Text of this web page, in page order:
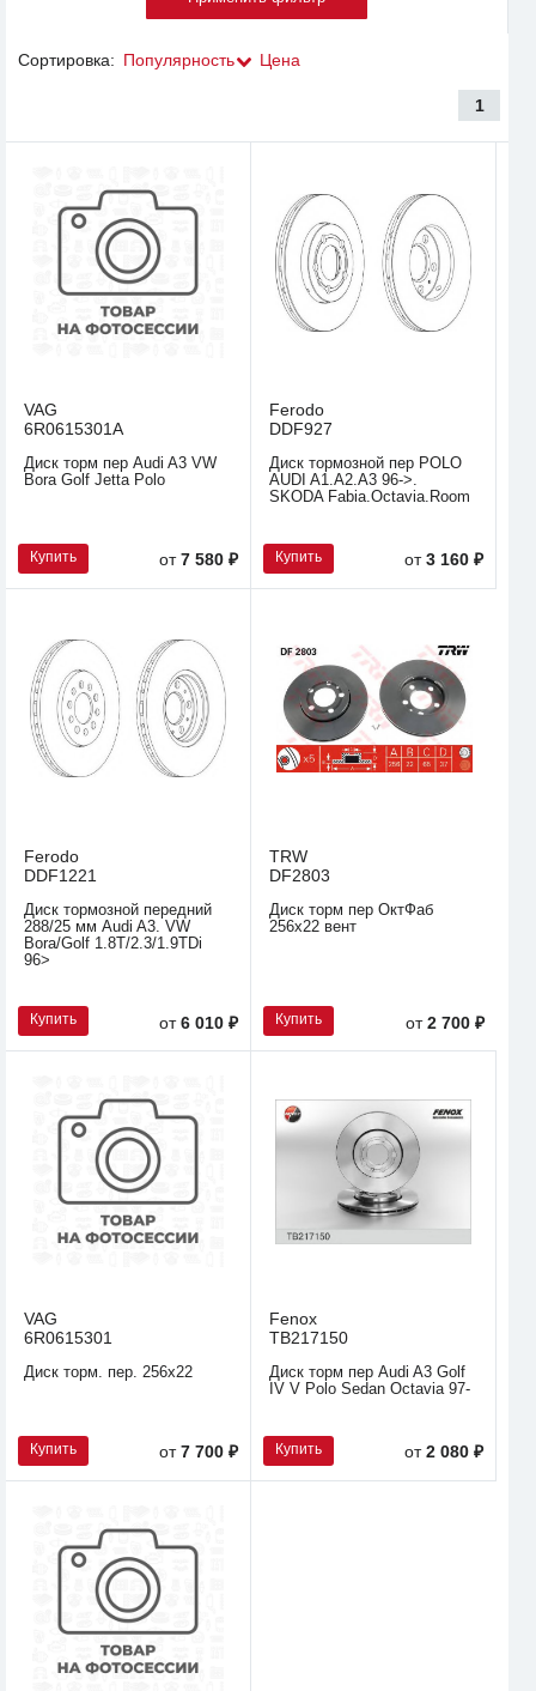
Сортировка: Популярность Цена
1
VAG
6R0615301A
Диск торм пер Audi A3 VW
Bora Golf Jetta Polo
Купить от7 580 ₽
Ferodo
DDF927
Диск тормозной пер POLO
AUDI A1.A2.A3 96->.
SKODA Fabia.Octavia.Room
Купить от3 160 ₽
Ferodo
DDF1221
Диск тормозной передний
288/25 мм Audi A3. VW
Bora/Golf 1.8T/2.3/1.9TDi
96>
Купить от6 010 ₽
TRW
DF2803
Диск торм пер ОктФаб
256х22 вент
Купить от2 700 ₽
VAG
6R0615301
Диск торм. пер. 256x22
Купить от7 700 ₽
Fenox
TB217150
Диск торм пер Audi A3 Golf
IV V Polo Sedan Octavia 97-
Купить от2 080 ₽